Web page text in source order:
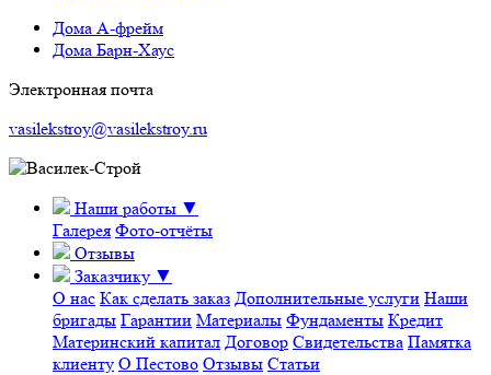
Дома А-фрейм
Дома Барн-Хаус
Электронная почта
vasilekstroy@vasilekstroy.ru
Наши работы ▼
Галерея Фото-отчёты
Отзывы
Заказчику ▼
О нас Как сделать заказ Дополнительные услуги Наши
бригады Гарантии Материалы Фундаменты Кредит
Материнский капитал Договор Свидетельства Памятка
клиенту О Пестово Отзывы Статьи